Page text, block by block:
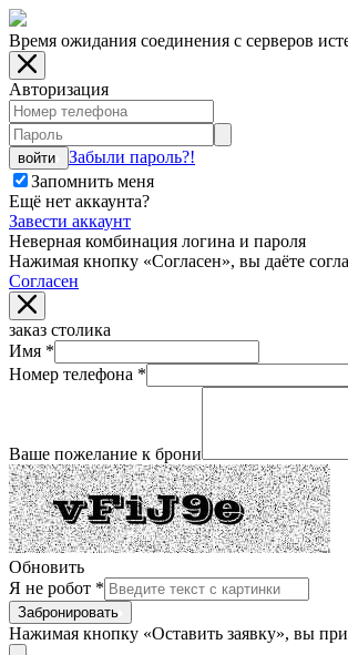
Время ожидания соединения с серверов
Авторизация
войти
Забыли пароль?!
Запомнить меня
Ещё нет аккаунта?
Завести аккаунт
Неверная комбинация логина и пароля
Нажимая кнопку «Согласен», вы даёте
Согласен
заказ столика
Имя *
Номер телефона *
Ваше пожелание к брони
Обновить
Я не робот *
Забронировать
Нажимая кнопку «Оставить заявку», вы